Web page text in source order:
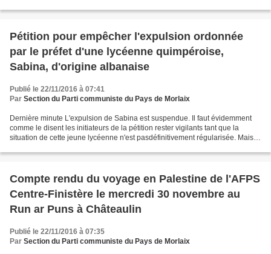
Pétition pour empêcher l'expulsion ordonnée
par le préfet d'une lycéenne quimpéroise,
Sabina, d'origine albanaise
Publié le 22/11/2016 à 07:41
Par Section du Parti communiste du Pays de Morlaix
Dernière minute L'expulsion de Sabina est suspendue. Il faut évidemment
comme le disent les initiateurs de la pétition rester vigilants tant que la
situation de cette jeune lycéenne n'est pasdéfinitivement régularisée. Mais
Compte rendu du voyage en Palestine de l'AFPS
Centre-Finistère le mercredi 30 novembre au
Run ar Puns à Châteaulin
Publié le 22/11/2016 à 07:35
Par Section du Parti communiste du Pays de Morlaix